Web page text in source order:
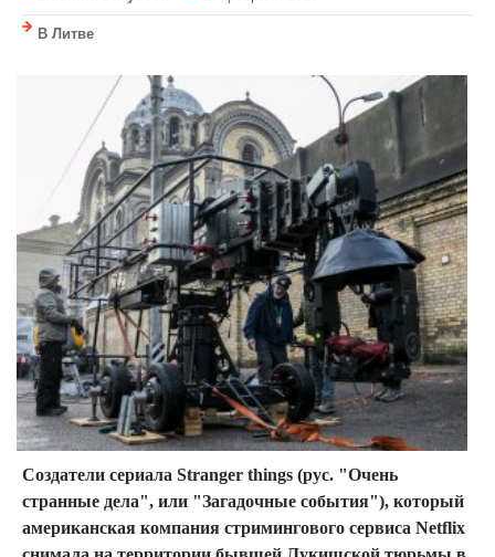
В Литве
Создатели сериала Stranger things (рус. "Очень
странные дела", или "Загадочные события"), который
американская компания стримингового сервиса Netflix